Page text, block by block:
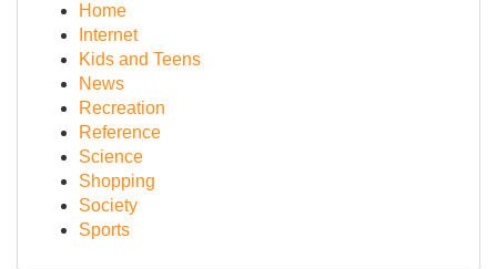
Home
Internet
Kids and Teens
News
Recreation
Reference
Science
Shopping
Society
Sports